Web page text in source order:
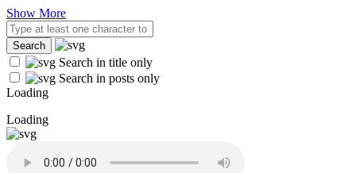
Show More
Search in title only
Search in posts only
Loading
Loading